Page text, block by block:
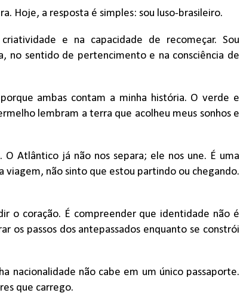
Hoje, a resposta é simples: sou luso-brasileiro.
e na capacidade de recomeçar. Sou
no sentido de pertencimento e na consciência de
ambas contam a minha história. O verde e
lembram a terra que acolheu meus sonhos e
Atlântico já não nos separa; ele nos une. É uma
não sinto que estou partindo ou chegando.
o coração. É compreender que identidade não é
os passos dos antepassados enquanto se constrói
nacionalidade não cabe em um único passaporte.
que carrego.